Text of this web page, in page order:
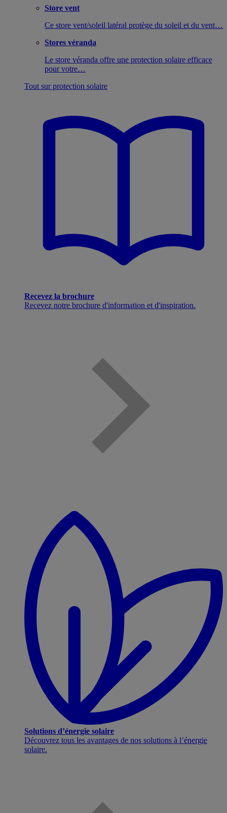
Store vent
Ce store vent/soleil latéral protège du soleil et du vent…
Stores véranda
Le store véranda offre une protection solaire efficace
pour votre…
Tout sur protection solaire
Recevez la brochure
Recevez notre brochure d'information et d'inspiration.
Solutions d’énergie solaire
Découvrez tous les avantages de nos solutions à l’énergie
solaire.